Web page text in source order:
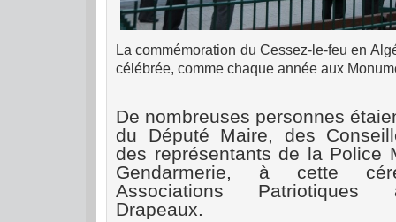
La commémoration du Cessez-le-feu en
célébrée, comme chaque année aux
De nombreuses personnes
du Député Maire, des
des représentants de la Police
Gendarmerie, à cette
Associations Patriotiques
Drapeaux.